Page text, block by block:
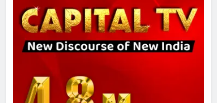
8
चुनाव से पहले लालू परिवार पर बड़ा झटका,
तय किए
1